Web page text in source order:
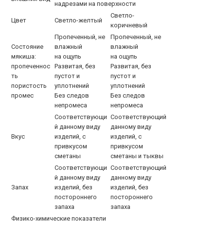
надрезами на поверхности
Цвет Светло-желтый
Светло-
коричневый
Состояние
мякиша:
пропеченнос
ть
пористость
промес
Пропеченный, не
влажный
на ощупь
Развитая, без
пустот и
уплотнений
Без следов
непромеса
Пропеченный, не
влажный
на ощупь
Развитая, без
пустот и
уплотнений
Без следов
непромеса
Вкус
Соответствующи
й данному виду
изделий, с
привкусом
сметаны
Соответствующий
данному виду
изделий, с
привкусом
сметаны и тыквы
Запах
Соответствующи
й данному виду
изделий, без
постороннего
запаха
Соответствующий
данному виду
изделий, без
постороннего
запаха
Физико-химические показатели